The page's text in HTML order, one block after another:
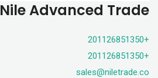
Nile Advanced Trade
+201126851350
+201126851350
sales@niletrade.co